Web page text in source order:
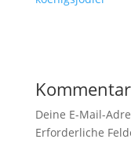
Deine E-Mail-
Erforderliche